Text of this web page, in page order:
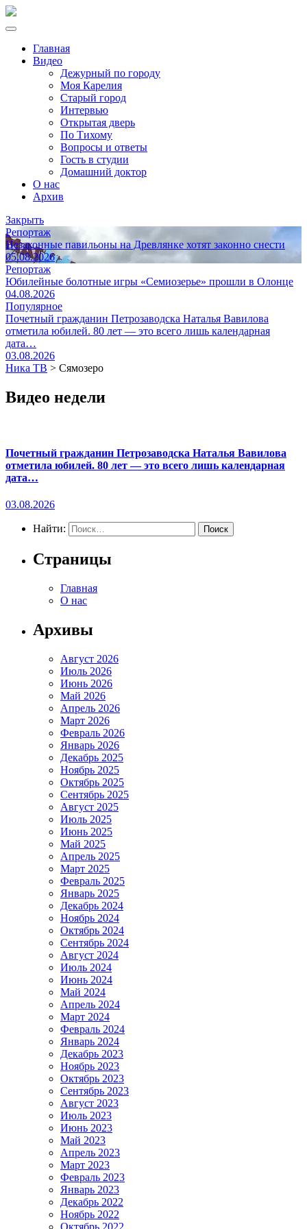
Главная
Видео
Дежурный по городу
Моя Карелия
Старый город
Интервью
Открытая дверь
По Тихому
Вопросы и ответы
Гость в студии
Домашний доктор
О нас
Архив
Закрыть
Репортаж
Незаконные павильоны на Древлянке хотят законно снести
05.08.2026
Репортаж
Юбилейные болотные игры «Семиозерье» прошли в Олонце
04.08.2026
Популярное
Почетный гражданин Петрозаводска Наталья Вавилова
отметила юбилей. 80 лет — это всего лишь календарная
дата…
03.08.2026
Ника ТВ > Сямозеро
Видео недели
Почетный гражданин Петрозаводска Наталья Вавилова
отметила юбилей. 80 лет — это всего лишь календарная
дата…
03.08.2026
Найти:
Страницы
Главная
О нас
Архивы
Август 2026
Июль 2026
Июнь 2026
Май 2026
Апрель 2026
Март 2026
Февраль 2026
Январь 2026
Декабрь 2025
Ноябрь 2025
Октябрь 2025
Сентябрь 2025
Август 2025
Июль 2025
Июнь 2025
Май 2025
Апрель 2025
Март 2025
Февраль 2025
Январь 2025
Декабрь 2024
Ноябрь 2024
Октябрь 2024
Сентябрь 2024
Август 2024
Июль 2024
Июнь 2024
Май 2024
Апрель 2024
Март 2024
Февраль 2024
Январь 2024
Декабрь 2023
Ноябрь 2023
Октябрь 2023
Сентябрь 2023
Август 2023
Июль 2023
Июнь 2023
Май 2023
Апрель 2023
Март 2023
Февраль 2023
Январь 2023
Декабрь 2022
Ноябрь 2022
Октябрь 2022